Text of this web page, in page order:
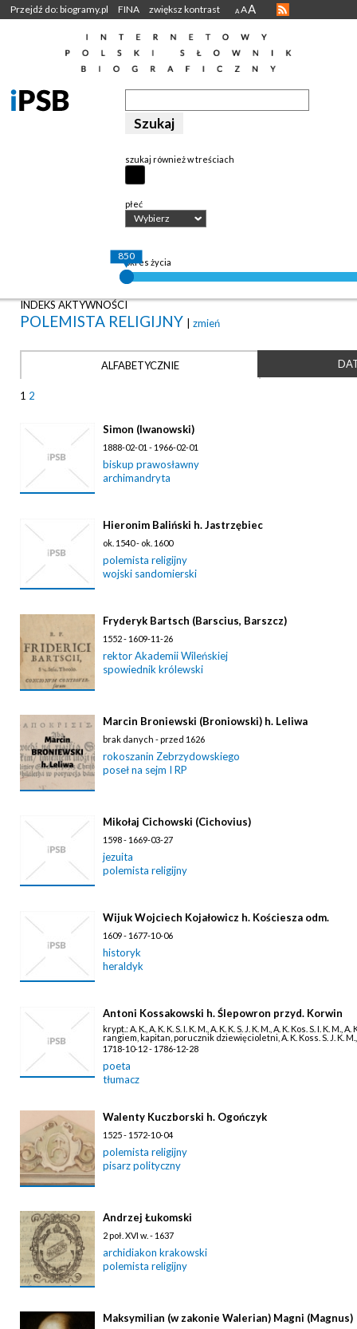
Przejdź do: biogramy.pl FINA zwiększ kontrast A AA
szukaj również w treściach
płeć
Wybierz
okres życia
850
INDEKS AKTYWNOŚCI
POLEMISTA RELIGIJNY | zmień
ALFABETYCZNIE
1 2
Simon (Iwanowski)
1888-02-01 - 1966-02-01
biskup prawosławny
archimandryta
Hieronim Baliński h. Jastrzębiec
ok. 1540 - ok. 1600
polemista religijny
wojski sandomierski
Fryderyk Bartsch (Barscius, Barszcz)
1552 - 1609-11-26
rektor Akademii Wileńskiej
spowiednik królewski
Marcin Broniewski (Broniowski) h. Leliwa
brak danych - przed 1626
rokoszanin Zebrzydowskiego
poseł na sejm I RP
Mikołaj Cichowski (Cichovius)
1598 - 1669-03-27
jezuita
polemista religijny
Wijuk Wojciech Kojałowicz h. Kościesza odm.
1609 - 1677-10-06
historyk
heraldyk
Antoni Kossakowski h. Ślepowron przyd. Korwin
krypt.: A. K., A. K. K. S. I. K. M., A. K. K. S. J. K. M., A. K. Kos. S. I. K.
rangiem, kapitan, porucznik dziewięcioletni, A. K. Koss. S. J. K. M.,
1718-10-12 - 1786-12-28
poeta
tłumacz
Walenty Kuczborski h. Ogończyk
1525 - 1572-10-04
polemista religijny
pisarz polityczny
Andrzej Łukomski
2 poł. XVI w. - 1637
archidiakon krakowski
polemista religijny
Maksymilian (w zakonie Walerian) Magni (Magnus)